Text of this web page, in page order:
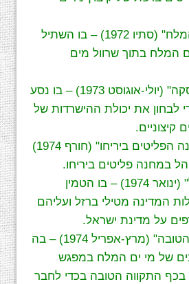
"פרויקט ים המלח" (סתיו 1972) – בו השתיל
המלח בתוך שרוול מים
"פרוייקט אלסקה" (יולי-אוגוסט 1973) – בו נסע
לבחון את יכולת ההישרדות של
קיצוניים.
"פעולה במחנה הפליטים ביריחו" (חורף 1974)
במחנה פליטים ביריחו.
"נגיעה בגבול" (ינואר 1974) – בו הטמין
המדינה מטילי ברזל ועליהם
על מדינת ישראל.
"כף התקווה הטובה" (מרץ-אפריל 1974) – בה
של מי ים המלח במפגש
בכף התקווה הטובה בכדי לחבר